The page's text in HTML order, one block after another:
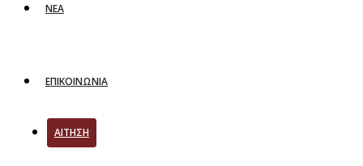
ΝΕΑ
ΕΠΙΚΟΙΝΩΝΙΑ
ΑΙΤΗΣΗ